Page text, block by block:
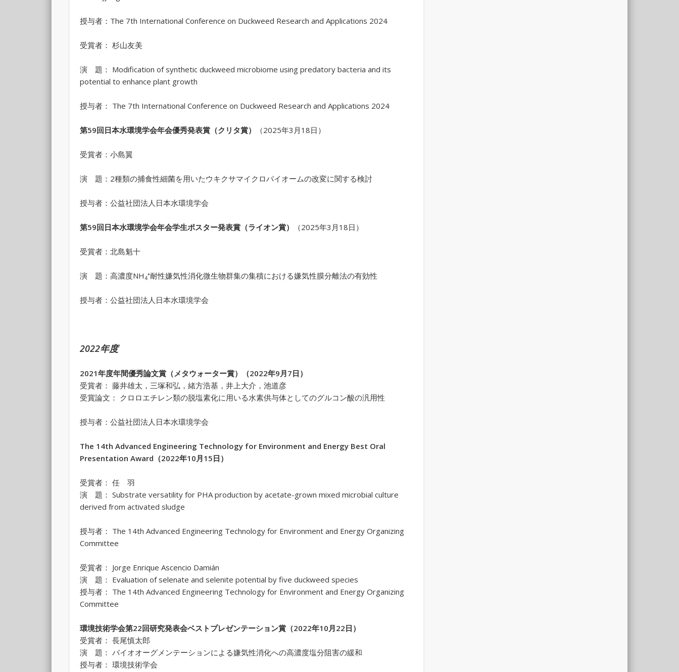
授与者：The 7th International Conference on Duckweed Research and Applications 2024
受賞者： 杉山友美
演 題： Modification of synthetic duckweed microbiome using predatory bacteria and its
potential to enhance plant growth
授与者： The 7th International Conference on Duckweed Research and Applications 2024
第59回日本水環境学会年会優秀発表賞（クリタ賞） （2025年3月18日）
受賞者：小島翼
演 題：2種類の捕食性細菌を用いたウキクサマイクロバイオームの改変に関する検討
授与者：公益社団法人日本水環境学会
第59回日本水環境学会年会学生ポスター発表賞（ライオン賞） （2025年3月18日）
受賞者：北島魁十
演 題：高濃度NH4
+耐性嫌気性消化微生物群集の集積における嫌気性膜分離法の有効性
授与者：公益社団法人日本水環境学会
2022年度
2021年度年間優秀論文賞（メタウォーター賞）（2022年9月7日）
受賞者： 藤井雄太，三塚和弘，緒方浩基，井上大介，池道彦
受賞論文： クロロエチレン類の脱塩素化に用いる水素供与体としてのグルコン酸の汎用性
授与者：公益社団法人日本水環境学会
The 14th Advanced Engineering Technology for Environment and Energy Best Oral
Presentation Award（2022年10月15日）
受賞者： 任 羽
演 題： Substrate versatility for PHA production by acetate-grown mixed microbial culture
derived from activated sludge
授与者： The 14th Advanced Engineering Technology for Environment and Energy Organizing
Committee
受賞者： Jorge Enrique Ascencio Damián
演 題： Evaluation of selenate and selenite potential by five duckweed species
授与者： The 14th Advanced Engineering Technology for Environment and Energy Organizing
Committee
環境技術学会第22回研究発表会ベストプレゼンテーション賞（2022年10月22日）
受賞者： 長尾慎太郎
演 題： バイオオーグメンテーションによる嫌気性消化への高濃度塩分阻害の緩和
授与者： 環境技術学会